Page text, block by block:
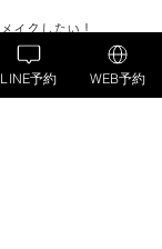
イクしたい！
LINE予約 WEB予約